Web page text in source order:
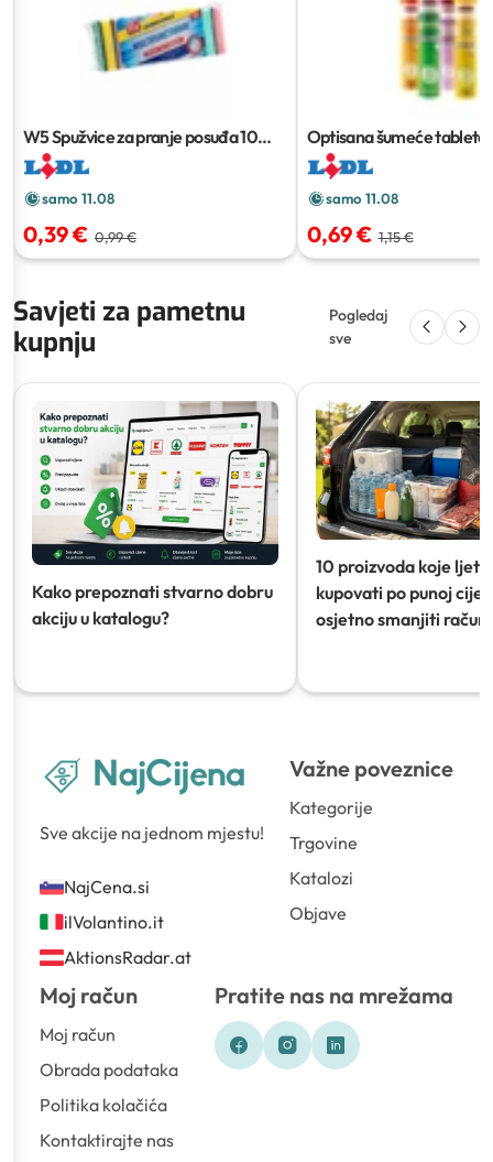
W5 Spužvice za pranje posuđa10
kom
samo 11.08
0,39 € 0,99 €
Optisana šumeće tablete
komada
samo 11.08
0,69 € 1,15 €
Savjeti za pametnu
kupnju
Pogledaj
sve
Kako prepoznati stvarno dobru
akciju u katalogu?
10 proizvoda koje ljeti
kupovati po punoj
osjetno smanjiti račun)
Sve akcije na jednom mjestu!
NajCena.si
ilVolantino.it
AktionsRadar.at
Važne poveznice
Kategorije
Trgovine
Katalozi
Objave
Moj račun
Moj račun
Obrada podataka
Politika kolačića
Kontaktirajte nas
Pratite nas na mrežama